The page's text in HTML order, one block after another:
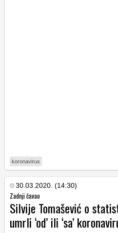
koronavirus
30.03.2020. (14:30)
Zadnji čavao
Silvije Tomašević o
umrli ‘od’ ili ‘sa’